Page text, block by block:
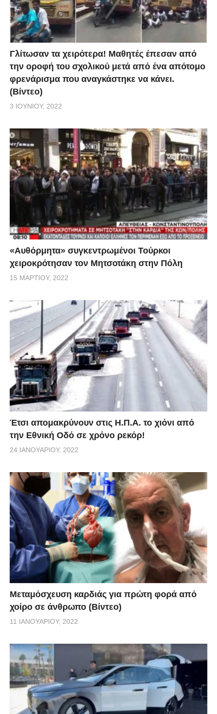
Γλίτωσαν τα χειρότερα! Μαθητές έπεσαν από
την οροφή του σχολικού μετά από ένα απότομο
φρενάρισμα που αναγκάστηκε να κάνει.
(Βίντεο)
3 ΙΟΥΝΊΟΥ, 2022
«Αυθόρμητα» συγκεντρωμένοι Τούρκοι
χειροκρότησαν τον Μητσοτάκη στην Πόλη
15 ΜΑΡΤΊΟΥ, 2022
Έτσι απομακρύνουν στις Η.Π.Α. το χιόνι από
την Εθνική Οδό σε χρόνο ρεκόρ!
24 ΙΑΝΟΥΑΡΊΟΥ, 2022
Μεταμόσχευση καρδιάς για πρώτη φορά από
χοίρο σε άνθρωπο (Βίντεο)
11 ΙΑΝΟΥΑΡΊΟΥ, 2022